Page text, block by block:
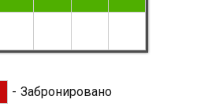
- Забронировано